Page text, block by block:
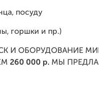
посуду
горшки и пр.)
И ОБОРУДОВАНИЕ
260 000 р. МЫ